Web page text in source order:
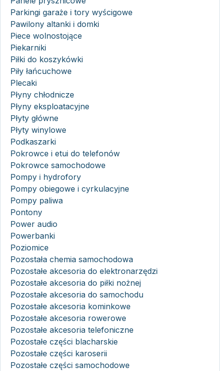
Parkingi garaże i tory wyścigowe
Pawilony altanki i domki
Piece wolnostojące
Piekarniki
Piłki do koszykówki
Piły łańcuchowe
Plecaki
Płyny chłodnicze
Płyny eksploatacyjne
Płyty główne
Płyty winylowe
Podkaszarki
Pokrowce i etui do telefonów
Pokrowce samochodowe
Pompy i hydrofory
Pompy obiegowe i cyrkulacyjne
Pompy paliwa
Pontony
Power audio
Powerbanki
Poziomice
Pozostała chemia samochodowa
Pozostałe akcesoria do elektronarzędzi
Pozostałe akcesoria do piłki nożnej
Pozostałe akcesoria do samochodu
Pozostałe akcesoria kominkowe
Pozostałe akcesoria rowerowe
Pozostałe akcesoria telefoniczne
Pozostałe części blacharskie
Pozostałe części karoserii
Pozostałe części samochodowe